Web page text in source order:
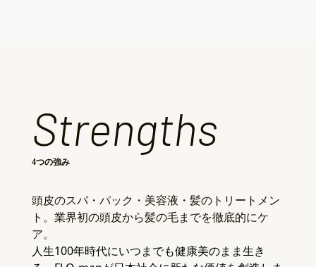
Strengths
4つの強み
頭皮のスパ・パック・美容液・髪のトリートメン
ト。業界初の頭皮から髪の毛までを徹底的にケ
ア。
人生100年時代にいつまでも健康美のまま生き